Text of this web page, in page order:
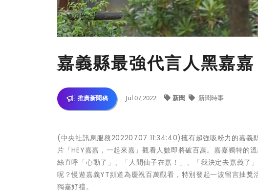
嘉義縣最強代言人黑嘉
推廣新聞稿 Jul 07,2022 新聞 新聞時事
(中央社訊息服務20220707 11:34:40)擁有超強吸粉力的嘉義
片「HEY嘉嘉，一起來嘉」觀看人數即將破百萬。嘉嘉獨特的
絲直呼「心動了」、「人間仙子在嘉！」、「我決定去嘉義了
呢？慢遊嘉義YT頻道為慶祝百萬觀看，特別發起一波留言抽
獨嘉好禮。